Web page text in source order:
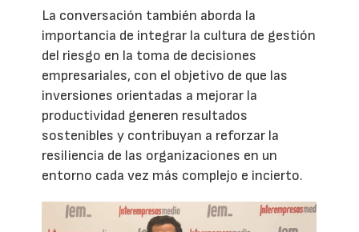
La conversación también aborda la
importancia de integrar la cultura de gestión
del riesgo en la toma de decisiones
empresariales, con el objetivo de que las
inversiones orientadas a mejorar la
productividad generen resultados
sostenibles y contribuyan a reforzar la
resiliencia de las organizaciones en un
entorno cada vez más complejo e incierto.